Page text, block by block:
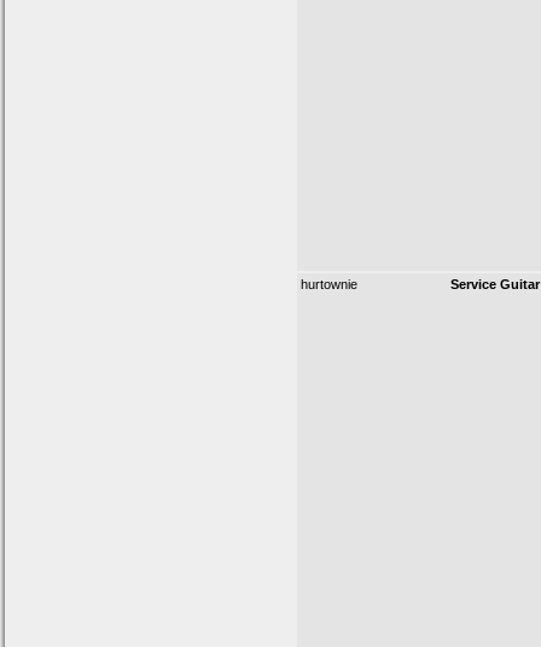
hurtownie Service Guitar